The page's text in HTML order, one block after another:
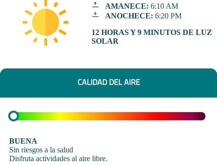
AMANECE: 6:10 AM
ANOCHECE: 6:20 PM
12 HORAS Y 9 MINUTOS DE LUZ
SOLAR
CALIDAD DEL AIRE
BUENA
Sin riesgos a la salud
Disfruta actividades al aire libre.